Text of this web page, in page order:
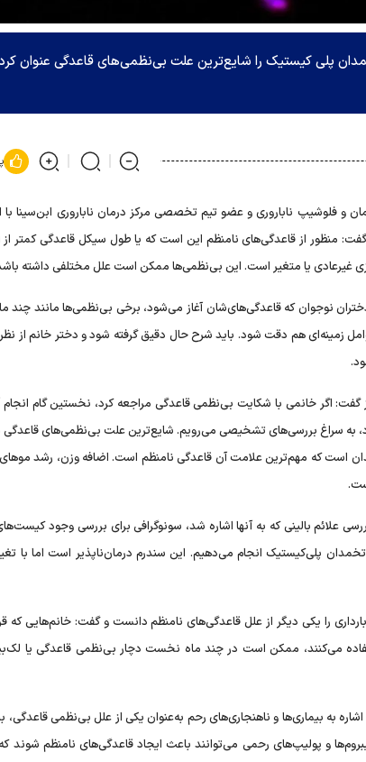
پلی کیستیک را شایع‌ترین علت بی‌نظمی‌های قاعدگی عنوان
و فلوشیپ ناباروری و عضو تیم تخصصی مرکز درمان ناباروری ابن‌سینا با
نوجوان که قاعدگی‌های‌شان آغاز می‌شود، برخی بی‌نظمی‌ها مانند چند
زمینه‌ای هم دقت شود. باید شرح حال دقیق گرفته شود و دختر خانم از
اگر خانمی با شکایت بی‌نظمی قاعدگی مراجعه کرد، نخستین گام
بود، به سراغ بررسی‌های تشخیصی می‌رویم. شایع‌ترین علت بی‌نظمی‌های قاعدگی
است که مهم‌ترین علامت آن قاعدگی نامنظم است. اضافه وزن، رشد موهای
بالینی که به آنها اشاره شد، سونوگرافی برای بررسی وجود
پلی‌کیستیک انجام می‌دهیم. این سندرم درمان‌ناپذیر است اما با
را یکی دیگر از علل قاعدگی‌های نامنظم دانست و گفت: خانم‌هایی
می‌کنند، ممکن است در چند ماه نخست دچار بی‌نظمی قاعدگی یا
اشاره به بیماری‌ها و ناهنجاری‌های رحم به‌عنوان یکی از علل بی‌نظمی قاعدگی،
و پولیپ‌های رحمی می‌توانند باعث ایجاد قاعدگی‌های نامنظم شوند